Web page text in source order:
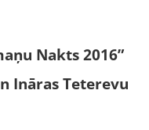
Nakts 2016”
Ināras Teterevu